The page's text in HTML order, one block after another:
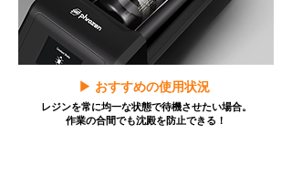
▶︎ おすすめの使用状況
レジンを常に均一な状態で待機させたい場合。
作業の合間でも沈殿を防止できる！